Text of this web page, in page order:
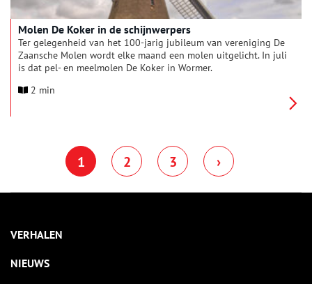
Molen De Koker in de schijnwerpers
Ter gelegenheid van het 100-jarig jubileum van vereniging De
Zaansche Molen wordt elke maand een molen uitgelicht. In juli
is dat pel- en meelmolen De Koker in Wormer.
2 min
1 2 3 ›
VERHALEN
NIEUWS